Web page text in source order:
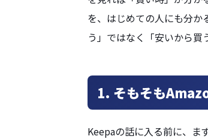
を、はじめての人にも分か
う」ではなく「安いから買
1. そもそも
Keepaの話に入る前に、ま